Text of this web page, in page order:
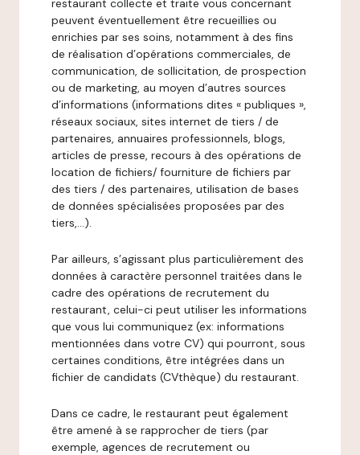
restaurant collecte et traite vous concernant
peuvent éventuellement être recueillies ou
enrichies par ses soins, notamment à des fins
de réalisation d’opérations commerciales, de
communication, de sollicitation, de prospection
ou de marketing, au moyen d’autres sources
d’informations (informations dites « publiques »,
réseaux sociaux, sites internet de tiers / de
partenaires, annuaires professionnels, blogs,
articles de presse, recours à des opérations de
location de fichiers/ fourniture de fichiers par
des tiers / des partenaires, utilisation de bases
de données spécialisées proposées par des
tiers,…).
Par ailleurs, s’agissant plus particulièrement des
données à caractère personnel traitées dans le
cadre des opérations de recrutement du
restaurant, celui-ci peut utiliser les informations
que vous lui communiquez (ex: informations
mentionnées dans votre CV) qui pourront, sous
certaines conditions, être intégrées dans un
fichier de candidats (CVthèque) du restaurant.
Dans ce cadre, le restaurant peut également
être amené à se rapprocher de tiers (par
exemple, agences de recrutement ou